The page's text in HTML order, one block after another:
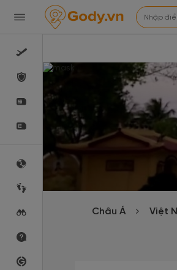
Nhập
Châu Á Việt